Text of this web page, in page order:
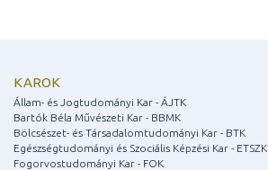
KAROK
Állam- és Jogtudományi Kar - ÁJTK
Bartók Béla Művészeti Kar - BBMK
Bölcsészet- és Társadalomtudományi Kar - BTK
Egészségtudományi és Szociális Képzési Kar - ETSZK
Fogorvostudományi Kar - FOK